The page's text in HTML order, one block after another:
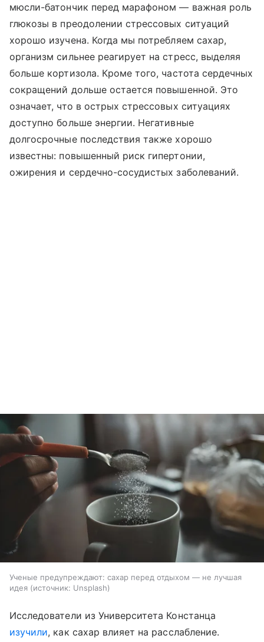
мюсли-батончик перед марафоном — важная роль
глюкозы в преодолении стрессовых ситуаций
хорошо изучена. Когда мы потребляем сахар,
организм сильнее реагирует на стресс, выделяя
больше кортизола. Кроме того, частота сердечных
сокращений дольше остается повышенной. Это
означает, что в острых стрессовых ситуациях
доступно больше энергии. Негативные
долгосрочные последствия также хорошо
известны: повышенный риск гипертонии,
ожирения и сердечно-сосудистых заболеваний.
Ученые предупреждают: сахар перед отдыхом — не лучшая
идея
источник: Unsplash
Исследователи из Университета Констанца
изучили, как сахар влияет на расслабление.